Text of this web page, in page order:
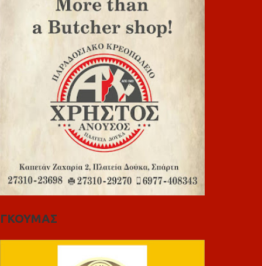
ΓΚΟΥΜΑΣ